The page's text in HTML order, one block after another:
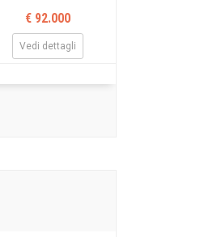
€ 92.000
Vedi dettagli